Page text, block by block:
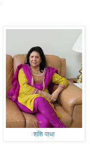
शशि पाधा